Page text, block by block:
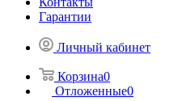
Гарантии
Личный кабинет
Корзина0
Отложенные0